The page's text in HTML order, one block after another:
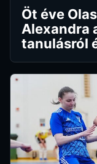
Öt éve
Alexandra
tanulásról